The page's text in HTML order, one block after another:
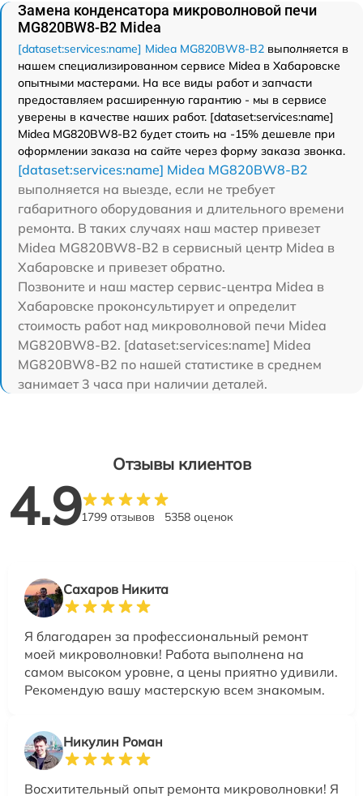
Замена конденсатора микроволновой печи
MG820BW8-B2 Midea
[dataset:services:name] Midea MG820BW8-B2 выполняется в
нашем специализированном сервисе Midea в Хабаровске
опытными мастерами. На все виды работ и запчасти
предоставляем расширенную гарантию - мы в сервисе
уверены в качестве наших работ. [dataset:services:name]
Midea MG820BW8-B2 будет стоить на -15% дешевле при
оформлении заказа на сайте через форму заказа звонка.
[dataset:services:name] Midea MG820BW8-B2
выполняется на выезде, если не требует
габаритного оборудования и длительного времени
ремонта. В таких случаях наш мастер привезет
Midea MG820BW8-B2 в сервисный центр Midea в
Хабаровске и привезет обратно.
Позвоните и наш мастер сервис-центра Midea в
Хабаровске проконсультирует и определит
стоимость работ над микроволновой печи Midea
MG820BW8-B2. [dataset:services:name] Midea
MG820BW8-B2 по нашей статистике в среднем
занимает 3 часа при наличии деталей.
Отзывы клиентов
4.91799 отзывов 5358 оценок
Сахаров Никита
Я благодарен за профессиональный ремонт
моей микроволновки! Работа выполнена на
самом высоком уровне, а цены приятно удивили.
Рекомендую вашу мастерскую всем знакомым.
Никулин Роман
Восхитительный опыт ремонта микроволновки! Я